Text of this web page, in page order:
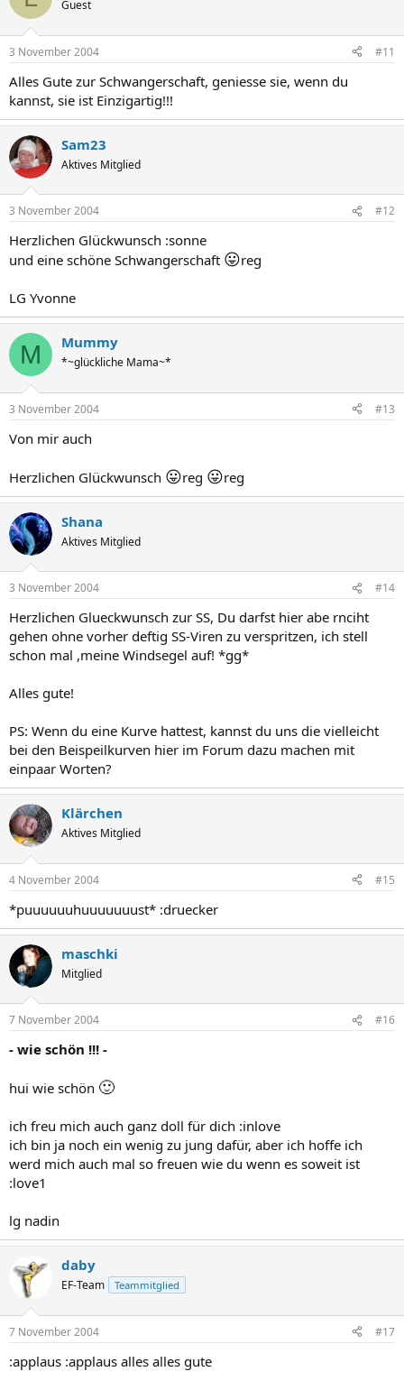
Guest
3 November 2004 #11
Alles Gute zur Schwangerschaft, geniesse sie, wenn du
kannst, sie ist Einzigartig!!!
Sam23
Aktives Mitglied
3 November 2004 #12
Herzlichen Glückwunsch :sonne
und eine schöne Schwangerschaft 😛reg
LG Yvonne
M Mummy
*~glückliche Mama~*
3 November 2004 #13
Von mir auch
Herzlichen Glückwunsch 😛reg 😛reg
Shana
Aktives Mitglied
3 November 2004 #14
Herzlichen Glueckwunsch zur SS, Du darfst hier abe rnciht
gehen ohne vorher deftig SS-Viren zu verspritzen, ich stell
schon mal ,meine Windsegel auf! *gg*
Alles gute!
PS: Wenn du eine Kurve hattest, kannst du uns die vielleicht
bei den Beispeilkurven hier im Forum dazu machen mit
einpaar Worten?
Klärchen
Aktives Mitglied
4 November 2004 #15
*puuuuuuhuuuuuuust* :druecker
maschki
Mitglied
7 November 2004 #16
- wie schön !!! -
hui wie schön 🙂
ich freu mich auch ganz doll für dich :inlove
ich bin ja noch ein wenig zu jung dafür, aber ich hoffe ich
werd mich auch mal so freuen wie du wenn es soweit ist
:love1
lg nadin
daby
EF-Team Teammitglied
7 November 2004 #17
:applaus :applaus alles alles gute